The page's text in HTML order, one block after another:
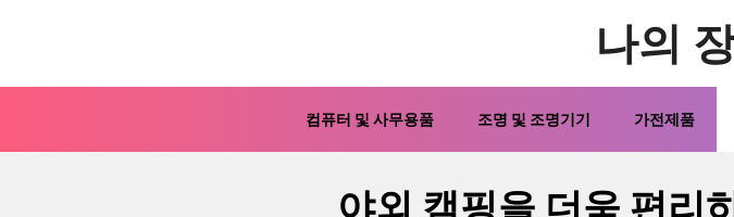
츠
건
나의
컴퓨터 및 사무용품 조명 및 조명기기 가전제품
야외 캠핑을 더욱 편리